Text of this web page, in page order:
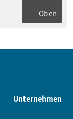
Oben
Unternehmen